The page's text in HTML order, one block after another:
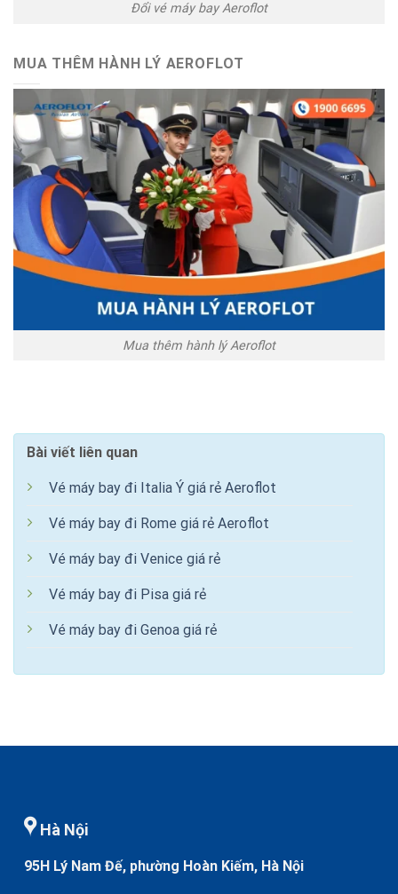
Đổi vé máy bay Aeroflot
MUA THÊM HÀNH LÝ AEROFLOT
Mua thêm hành lý Aeroflot
Bài viết liên quan
Vé máy bay đi Italia Ý giá rẻ Aeroflot
Vé máy bay đi Rome giá rẻ Aeroflot
Vé máy bay đi Venice giá rẻ
Vé máy bay đi Pisa giá rẻ
Vé máy bay đi Genoa giá rẻ
Hà Nội
95H Lý Nam Đế, phường Hoàn Kiếm, Hà Nội